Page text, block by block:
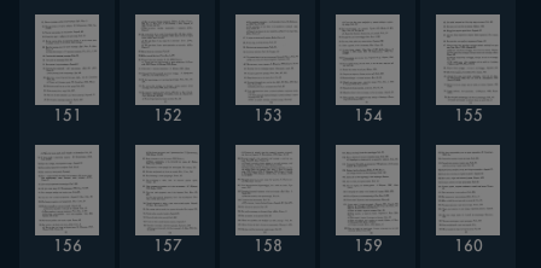
151 152 153 154 155
156 157 158 159 160